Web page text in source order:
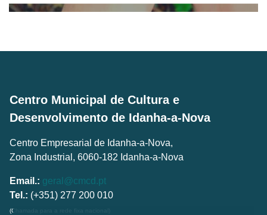
Centro Municipal de Cultura e
Desenvolvimento de Idanha-a-Nova
Centro Empresarial de Idanha-a-Nova,
Zona Industrial, 6060-182 Idanha-a-Nova
Email.: geral@cmcd.pt
Tel.: (+351) 277 200 010
(Chamada para a rede fixa nacional)